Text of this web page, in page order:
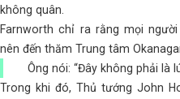
không quân.
Farnworth chỉ ra rằng mọi
nên đến thăm Trung tâm
Ông nói: “Đây không phải là
Trong khi đó, Thủ tướng John